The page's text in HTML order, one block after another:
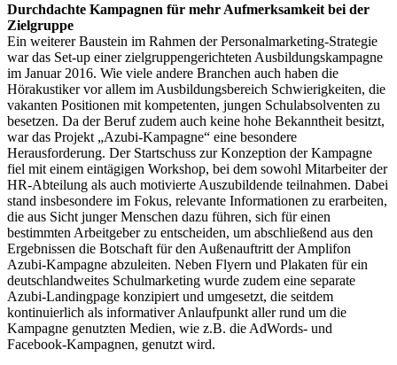
Durchdachte Kampagnen für mehr Aufmerksamkeit bei der
Zielgruppe
Ein weiterer Baustein im Rahmen der Personalmarketing-Strategie
war das Set-up einer zielgruppengerichteten Ausbildungskampagne
im Januar 2016. Wie viele andere Branchen auch haben die
Hörakustiker vor allem im Ausbildungsbereich Schwierigkeiten, die
vakanten Positionen mit kompetenten, jungen Schulabsolventen zu
besetzen. Da der Beruf zudem auch keine hohe Bekanntheit besitzt,
war das Projekt „Azubi-Kampagne“ eine besondere
Herausforderung. Der Startschuss zur Konzeption der Kampagne
fiel mit einem eintägigen Workshop, bei dem sowohl Mitarbeiter der
HR-Abteilung als auch motivierte Auszubildende teilnahmen. Dabei
stand insbesondere im Fokus, relevante Informationen zu erarbeiten,
die aus Sicht junger Menschen dazu führen, sich für einen
bestimmten Arbeitgeber zu entscheiden, um abschließend aus den
Ergebnissen die Botschaft für den Außenauftritt der Amplifon
Azubi-Kampagne abzuleiten. Neben Flyern und Plakaten für ein
deutschlandweites Schulmarketing wurde zudem eine separate
Azubi-Landingpage konzipiert und umgesetzt, die seitdem
kontinuierlich als informativer Anlaufpunkt aller rund um die
Kampagne genutzten Medien, wie z.B. die AdWords- und
Facebook-Kampagnen, genutzt wird.